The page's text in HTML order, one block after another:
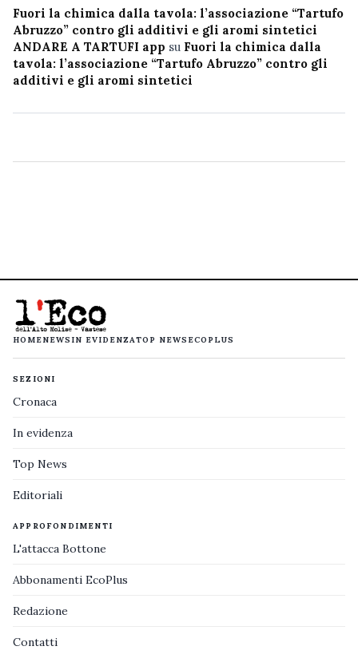
Fuori la chimica dalla tavola: l’associazione “Tartufo
Abruzzo” contro gli additivi e gli aromi sintetici
ANDARE A TARTUFI app su Fuori la chimica dalla
tavola: l’associazione “Tartufo Abruzzo” contro gli
additivi e gli aromi sintetici
HOMENEWS IN EVIDENZATOP NEWS ECOPLUS
SEZIONI
Cronaca
In evidenza
Top News
Editoriali
APPROFONDIMENTI
L'attacca Bottone
Abbonamenti EcoPlus
Redazione
Contatti